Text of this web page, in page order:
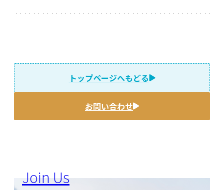
トップページへもどる
お問い合わせ
Join Us